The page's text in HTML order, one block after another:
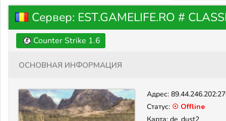
Сервер: EST.GAMELIFE.RO #
Counter Strike 1.6
Основная информация
Адрес:
Статус: ☉ Offline